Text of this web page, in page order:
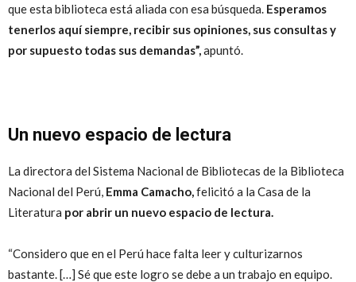
que esta biblioteca está aliada con esa búsqueda. Esperamos
tenerlos aquí siempre, recibir sus opiniones, sus consultas y
por supuesto todas sus demandas”, apuntó.
Un nuevo espacio de lectura
La directora del Sistema Nacional de Bibliotecas de la Biblioteca
Nacional del Perú, Emma Camacho, felicitó a la Casa de la
Literatura por abrir un nuevo espacio de lectura.
“Considero que en el Perú hace falta leer y culturizarnos
bastante. […] Sé que este logro se debe a un trabajo en equipo.